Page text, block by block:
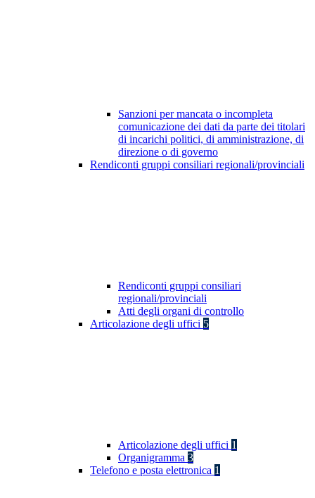
Sanzioni per mancata o incompleta
comunicazione dei dati da parte dei titolari
di incarichi politici, di amministrazione, di
direzione o di governo
Rendiconti gruppi consiliari regionali/provinciali
Rendiconti gruppi consiliari
regionali/provinciali
Atti degli organi di controllo
Articolazione degli uffici 5
Articolazione degli uffici 1
Organigramma 3
Telefono e posta elettronica 1